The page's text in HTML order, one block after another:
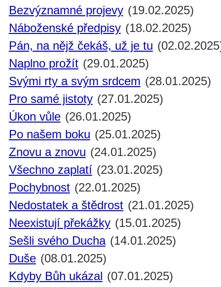
Bezvýznamné projevy (19.02.2025)
Náboženské předpisy (18.02.2025)
Pán, na nějž čekáš, už je tu
Naplno prožít (29.01.2025)
Svými rty a svým srdcem (28.01.2025)
Pro samé jistoty (27.01.2025)
Úkon vůle (26.01.2025)
Po našem boku (25.01.2025)
Znovu a znovu (24.01.2025)
Všechno zaplatí (23.01.2025)
Pochybnost (22.01.2025)
Nedostatek a štědrost (21.01.2025)
Neexistují překážky (15.01.2025)
Sešli svého Ducha (14.01.2025)
Duše (08.01.2025)
Kdyby Bůh ukázal (07.01.2025)